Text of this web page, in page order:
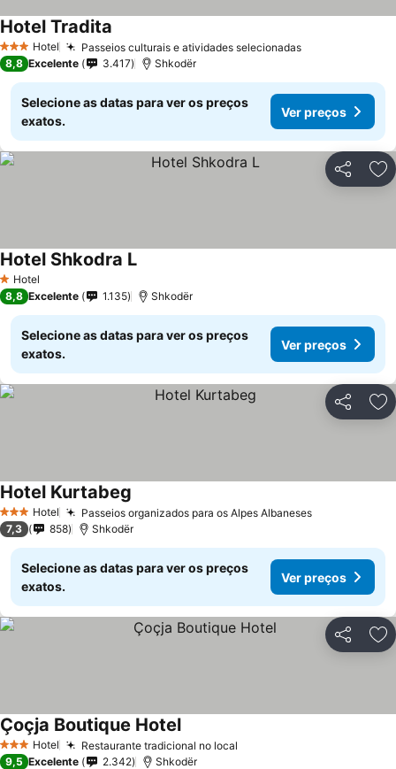
3 EstrelasHotel Passeios culturais e atividades selecionadasVer preços
Hotel Tradita
8,8 Excelente 3.417 Shkodër
Selecione as datas para ver os preços
exatos.
Ver preços
Partilhar
1 Estrelas
Hotel
Hotel Shkodra LVer preços
8,8 Excelente 1.135 Shkodër
Selecione as datas para ver os preços
exatos.
Ver preços
Partilhar
3 EstrelasHotel Passeios organizados para os Alpes AlbanesesVer preços
Hotel Kurtabeg
7,3 858 Shkodër
Selecione as datas para ver os preços
exatos.
Ver preços
Partilhar
3 EstrelasHotel Restaurante tradicional no local
Çoçja Boutique HotelVer preços
9,5 Excelente 2.342 Shkodër